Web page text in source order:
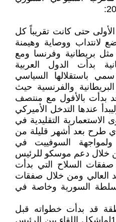
حتى كانت تقريباً كل
لانتداب ووصاية وهيمنة
مثل بريطانية وفرنسا ومع
بدأت الدول العربية
باستقلالها السياسي
والفرنسية حيث
بدأت بالأفول مع منتصف
عندها التدخل الأميركي
التقليدية في
طرح بعد أشهر قليلة من
حرب السويس عام1956 ولمواجهة السوفييت في
من خلال دعم موسكو للرئيس
السلاح التي بدأت
السد العالي ومن خلال صفقات
السورية وخاصة في
قد بدأت خطواته قبل